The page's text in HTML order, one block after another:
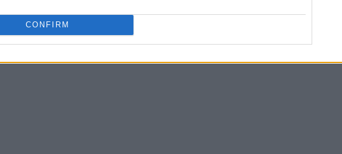
CONFIRM
tradizionale, ampliando la clientela